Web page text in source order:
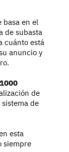
en el
de subasta
cuánto está
anuncio y
de
de
esta
siempre